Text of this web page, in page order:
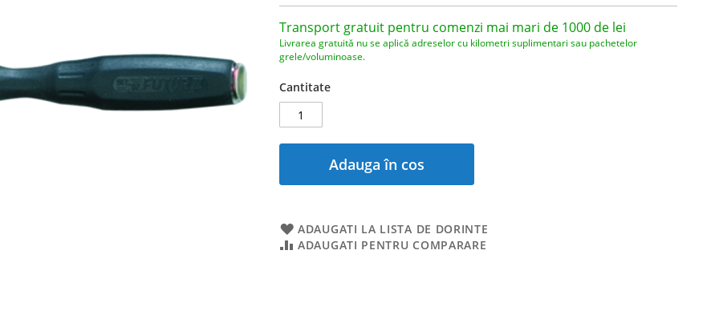
Transport gratuit pentru comenzi mai mari de 1000 de lei
Livrarea gratuită nu se aplică adreselor cu kilometri suplimentari sau pachetelor
grele/voluminoase.
Cantitate
Adauga în cos
ADAUGATI LA LISTA DE DORINTE
ADAUGATI PENTRU COMPARARE